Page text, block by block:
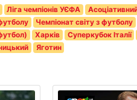
Ліга чемпіонів УЄФА
Чемпіонат світу з футболу
Харків Суперкубок Італії
Яготин